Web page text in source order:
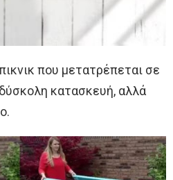
που μετατρέπεται σε
κατασκευή, αλλά